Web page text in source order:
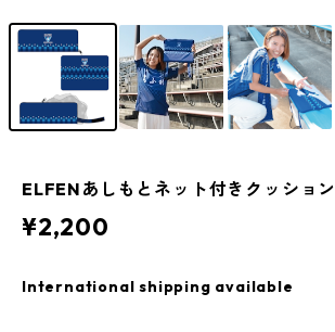
ELFENあしもとネット付きクッション
¥2,200
International shipping available